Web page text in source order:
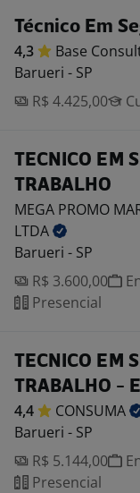
Técnico Em
4,3 Base
Barueri - SP
R$ 4.425,00
TECNICO EM
TRABALHO
MEGA PROMO
LTDA
Barueri - SP
R$ 3.600,00
Presencial
TECNICO EM
TRABALHO -
4,4
CONSUMA
Barueri - SP
R$ 5.144,00
Presencial